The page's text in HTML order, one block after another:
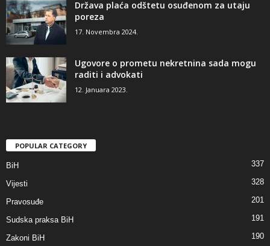
Država plaća odštetu osuđenom za utaju
poreza
17. Novembra 2024.
Ugovore o prometu nekretnina sada mogu
raditi i advokati
12. Januara 2023.
POPULAR CATEGORY
BiH 337
Vijesti 328
Pravosuđe 201
Sudska praksa BiH 191
Zakoni BiH 190